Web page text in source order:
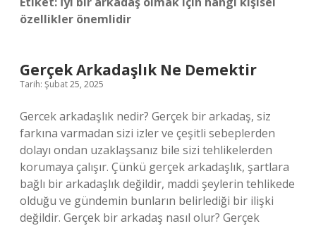
özellikler önemlidir
Gerçek Arkadaşlık Ne Demektir
Tarih: Şubat 25, 2025
Gercek arkadaşlık nedir? Gerçek bir arkadaş, siz
farkına varmadan sizi izler ve çeşitli sebeplerden
dolayı ondan uzaklaşsanız bile sizi tehlikelerden
korumaya çalışır. Çünkü gerçek arkadaşlık, şartlara
bağlı bir arkadaşlık değildir, maddi şeylerin tehlikede
olduğu ve gündemin bunların belirlediği bir ilişki
değildir. Gerçek bir arkadaş nasıl olur? Gerçek